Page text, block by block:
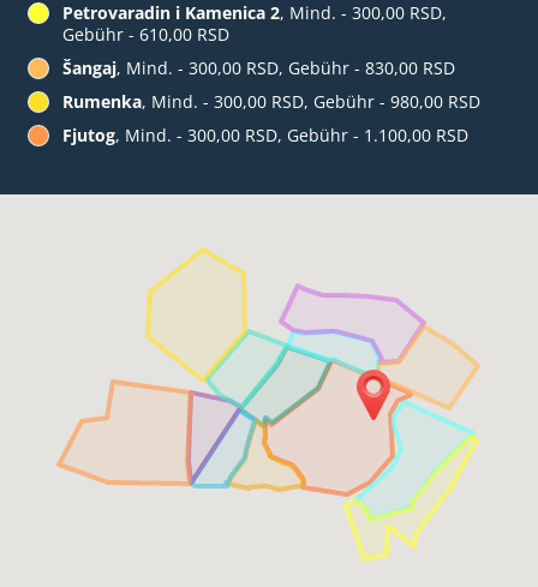
Petrovaradin i Kamenica 2, Mind. - 300,00 RSD,
Gebühr - 610,00 RSD
Šangaj, Mind. - 300,00 RSD, Gebühr - 830,00 RSD
Rumenka, Mind. - 300,00 RSD, Gebühr - 980,00 RSD
Fjutog, Mind. - 300,00 RSD, Gebühr - 1.100,00 RSD